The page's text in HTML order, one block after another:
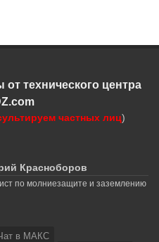
технического центра
частных лиц)
Красноборов
по молниезащите и заземлению
в МАКС